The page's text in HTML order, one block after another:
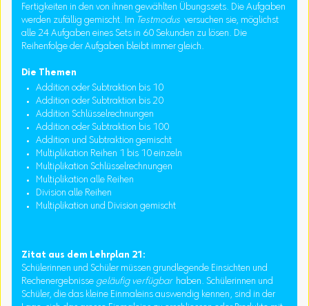
Fertigkeiten in den von ihnen gewählten Übungssets. Die Aufgaben
werden zufällig gemischt. Im Testmodus versuchen sie, möglichst
alle 24 Aufgaben eines Sets in 60 Sekunden zu lösen. Die
Reihenfolge der Aufgaben bleibt immer gleich.
Die Themen
Addition oder Subtraktion bis 10
Addition oder Subtraktion bis 20
Addition Schlüsselrechnungen
Addition oder Subtraktion bis 100
Addition und Subtraktion gemischt
Multiplikation Reihen 1 bis 10 einzeln
Multiplikation Schlüsselrechnungen
Multiplikation alle Reihen
Division alle Reihen
Multiplikation und Division gemischt
Zitat aus dem Lehrplan 21:
Schülerinnen und Schüler müssen grundlegende Einsichten und
Rechenergebnisse geläufig verfügbarhaben. Schülerinnen und
Schüler, die das kleine Einmaleins auswendig kennen, sind in der